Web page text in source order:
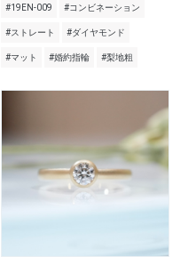
#19EN-009 #コンビネーション
#ストレート #ダイヤモンド
#マット #婚約指輪 #梨地粗